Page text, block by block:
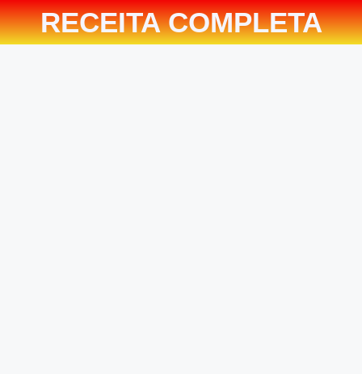
RECEITA COMPLETA